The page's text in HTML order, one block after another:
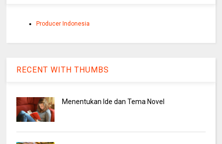
Producer Indonesia
RECENT WITH THUMBS
Menentukan Ide dan Tema Novel